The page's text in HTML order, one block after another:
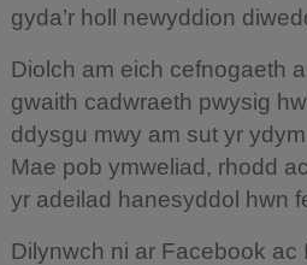
gyda’r holl newyddion
Diolch am eich cefnogaeth
gwaith cadwraeth pwysig
ddysgu mwy am sut yr
Mae pob ymweliad, rhodd
yr adeilad hanesyddol hwn
Dilynwch ni ar Facebook